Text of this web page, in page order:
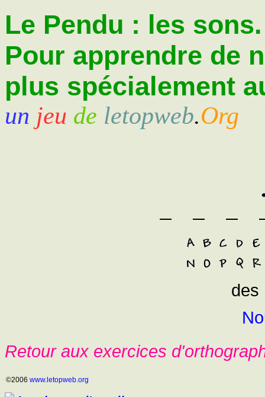
Le Pendu : les sons.
Pour apprendre de
plus spécialement
un jeu de letopweb.Org
des
Retour aux exercices
©2006 www.letopweb.org